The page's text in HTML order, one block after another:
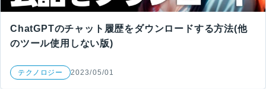
ChatGPTのチャット履歴をダウンロードする方法(他
のツール使用しない版)
テクノロジー 2023/05/01